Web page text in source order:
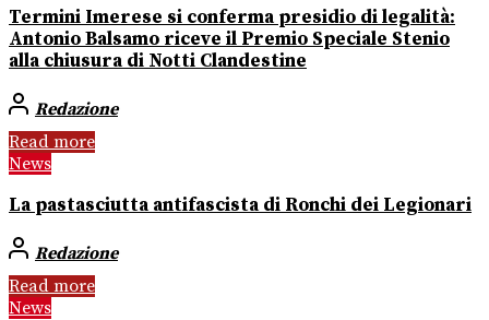
Termini Imerese si conferma presidio di legalità:
Antonio Balsamo riceve il Premio Speciale Stenio
alla chiusura di Notti Clandestine
Redazione
Read more
News
La pastasciutta antifascista di Ronchi dei Legionari
Redazione
Read more
News